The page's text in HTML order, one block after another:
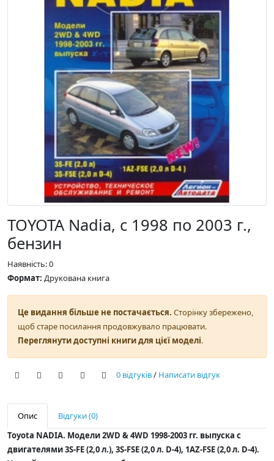
TOYOTA Nadia, с 1998 по 2003 г.,
бензин
Наявність: 0
Формат: Друкована книга
Це видання більше не постачається. Сторінку збережено,
щоб старе посилання продовжувало працювати.
Переглянути доступні книги для цієї моделі.
0 відгуків/ Написати відгук
Опис
Відгуки (0)
Toyota NADIA. Модели 2WD & 4WD 1998-2003 гг. выпуска с
двигателями 3S-FE (2,0 л.), 3S-FSE (2,0 л. D-4), 1AZ-FSE (2,0 л. D-4).